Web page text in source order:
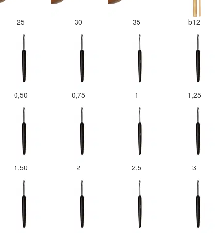
25 30 35 b12
0,50 0,75 1 1,25
1,50 2 2,5 3